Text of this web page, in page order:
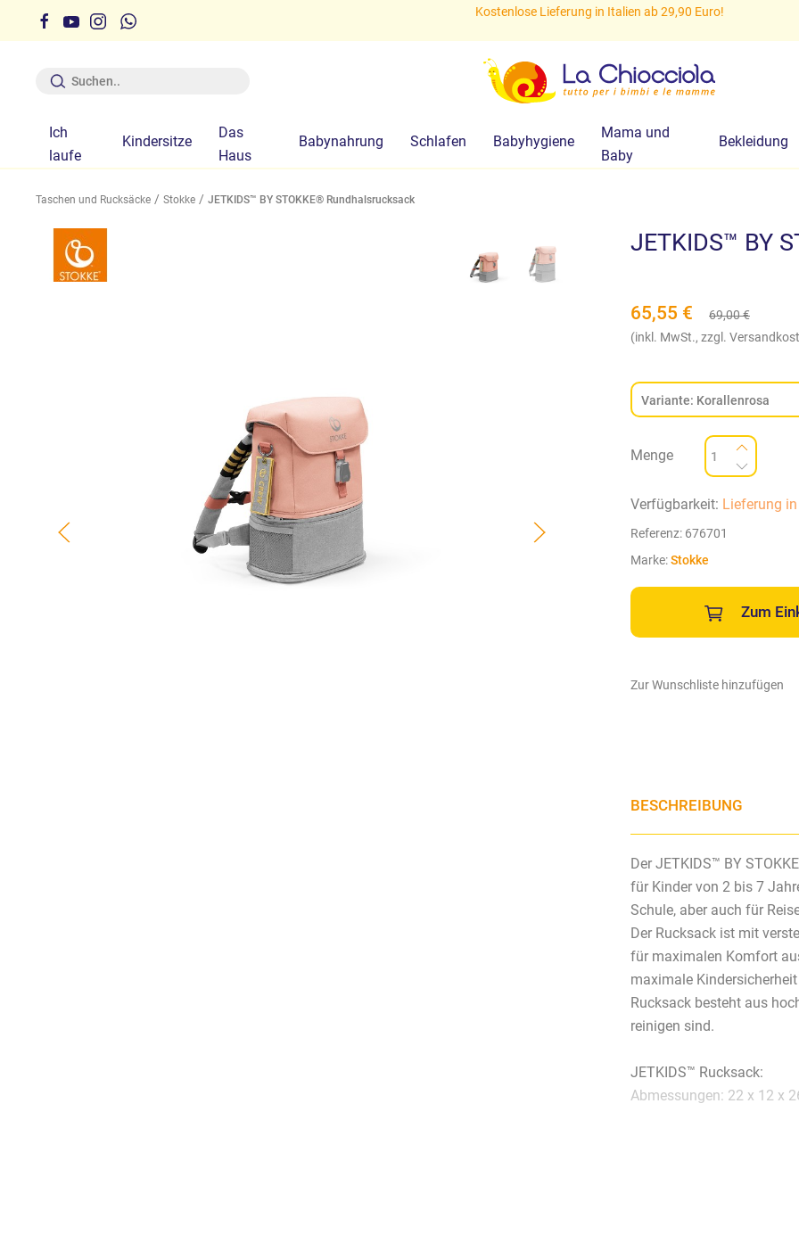
der auf der Website angegebenen Zeiten ist nicht
garantiert
Kostenlose Lieferung in Italien ab 29,90 Euro!
Ich
laufe
Kindersitze
Das
Haus
Babynahrung Schlafen Babyhygiene
Mama und
Baby
Bekleidung
Taschen und Rucksäcke Stokke JETKIDS™ BY STOKKE® Rundhalsrucksack
JETKIDS™ BY
65,55 € 69,00€
(inkl. MwSt., zzgl.
Menge
Verfügbarkeit: Lieferung
Referenz: 676701
Marke:Stokke
Zum
Zur Wunschliste hinzufügen
BESCHREIBUNG
Der JETKIDS™ BY
für Kinder von 2 bis 7
Schule, aber auch für
Der Rucksack ist mit
für maximalen Komfort
maximale
Rucksack besteht aus
reinigen sind.
JETKIDS™ Rucksack:
Abmessungen: 22 x 12 x